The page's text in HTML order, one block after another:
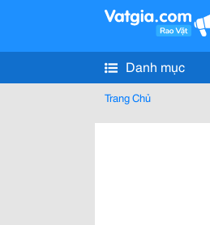
Danh mục
Trang Chủ